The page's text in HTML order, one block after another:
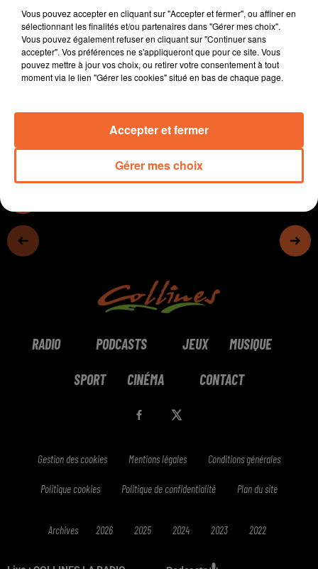
l'animateur Jérome Pitorin.
- A Thouars, la construction de la résidence seniors est
un véritable serpent de mer.
- Un projet agro-écologique sur Bressuire a des
RADIO PODCASTS JEUX MUSIQUE
SPORT CINÉMA CONTACT
Gestion des cookies Mentions légales Conditions générales
Politique cookies Politique de confidentialité Plan du site
Archives 2026 2025 2024 2023 2022
Vous pouvez accepter en cliquant sur "Accepter et fermer", ou affiner en
sélectionnant les finalités et/ou partenaires dans "Gérer mes choix".
Vous pouvez également refuser en cliquant sur "Continuer sans
accepter". Vos préférences ne s'appliqueront que pour ce site. Vous
pouvez mettre à jour vos choix, ou retirer votre consentement à tout
moment via le lien "Gérer les cookies" situé en bas de chaque page.
Gérer mes choix
Accepter et fermer